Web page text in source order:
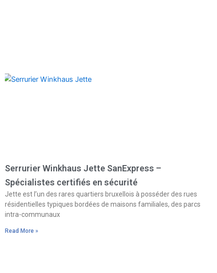
Serrurier Winkhaus Jette SanExpress –
Spécialistes certifiés en sécurité
Jette est l’un des rares quartiers bruxellois à posséder des rues
résidentielles typiques bordées de maisons familiales, des parcs
intra-communaux
Read More »